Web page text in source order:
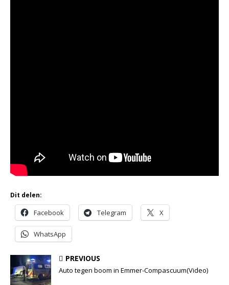
Dit delen:
Facebook Telegram X
WhatsApp
PREVIOUS
Auto tegen boom in Emmer-Compascuum(Video)